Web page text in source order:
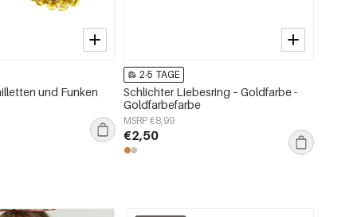
und Funken
2-5 TAGE
Schlichter Liebesring – Goldfarbe -
Goldfarbefarbe
MSRP €8,99
€2,50